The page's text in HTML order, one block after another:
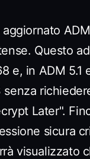
Questo
e, in ADM
Later".
sicura
visualizzato